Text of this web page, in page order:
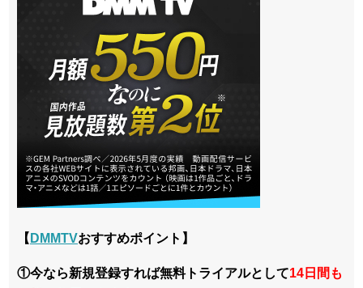
【 DMMTVおすすめポイント】
①今なら新規登録すれば無料トライアルとして14日間も